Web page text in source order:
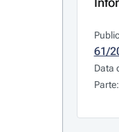
61/
Data
Parte: